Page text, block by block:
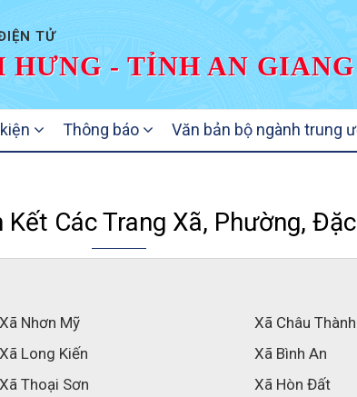
TỬ
HƯNG - TỈNH AN GIANG
Thông báo Văn bản bộ ngành trung
Kết Các Trang Xã, Phường,
Xã Nhơn Mỹ
Xã Long Kiến
Xã Thoại Sơn
Xã Châu Thành
Xã Bình An
Xã Hòn Đất